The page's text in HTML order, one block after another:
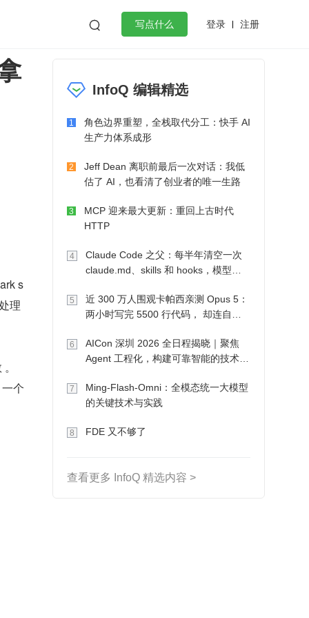
 写点什么 登录 注册
工作
微服务架构 flutter
s
理
个
InfoQ 编辑精选
1
角色边界重塑，全栈取代分工：快手 AI
生产力体系成形
2
Jeff Dean 离职前最后一次对话：我低
估了 AI，也看清了创业者的唯一生路
3
MCP 迎来最大更新：重回上古时代
HTTP
4
Claude Code 之父：每半年清空一次
claude.md、skills 和 hooks，模型自
5
近 300 万人围观卡帕西亲测 Opus 5：
两小时写完 5500 行代码， 却连自己
6
AICon 深圳 2026 全日程揭晓｜聚焦
Agent 工程化，构建可靠智能的技术路
7
Ming-Flash-Omni：全模态统一大模型
的关键技术与实践
8 FDE 又不够了
查看更多 InfoQ 精选内容 >